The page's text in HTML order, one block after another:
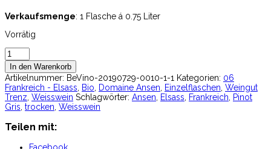
Verkaufsmenge: 1 Flasche á 0.75 Liter
Vorrätig
Domaine
Ansen
-
Pinot
Gris
Elmen
2017
Menge
In den Warenkorb
Artikelnummer: BeVino-20190729-0010-1-1 Kategorien: 06
Frankreich - Elsass Bio Domaine Ansen Einzelflaschen Weingut
Trenz Weisswein Schlagwörter: Ansen Elsass Frankreich Pinot
Gris trocken Weisswein
Teilen mit: